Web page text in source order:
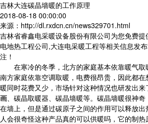
吉林大连碳晶墙暖的工作原理
2018-08-18 00:00:00
来源：http://dl.rxdcn.cn/news329701.html
吉林省睿鑫电采暖设备股份有限公司为您免费提
电地热工程公司,大连电采暖工程等相关信息发
注！
在寒冷的冬季，北方的家庭基本依靠暖气取
南方家庭依靠空调取暖，电费很昂贵，因此都
暖同时花费又少，市场针对这种情况也研发出来
画、碳晶取暖器、碳晶墙暖等。碳晶墙暖很神
在墙上，但是通过碳原子之间的作用可以释放
人会很奇怪这种产品真的可以供暖吗，它的制热